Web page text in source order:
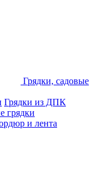
Грядки, садовые
Грядки из ДПК
грядки
и лента